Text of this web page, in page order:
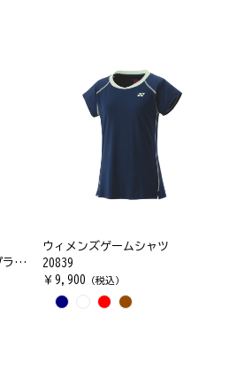
V4パワーネックレスネオプラス. YOX00024
ウィメンズゲームシャツ
20839
￥ 9,900 （税込）